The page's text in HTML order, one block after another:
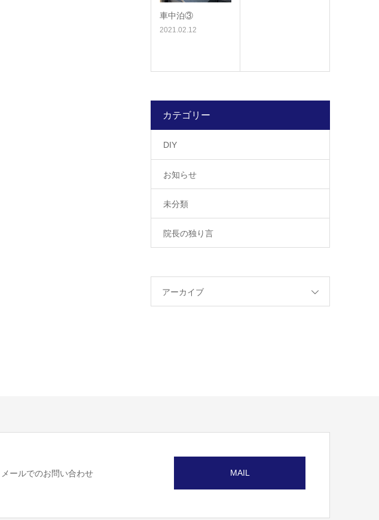
車中泊③
2021.02.12
カテゴリー
DIY
お知らせ
未分類
院長の独り言
アーカイブ
メールでのお問い合わせ MAIL